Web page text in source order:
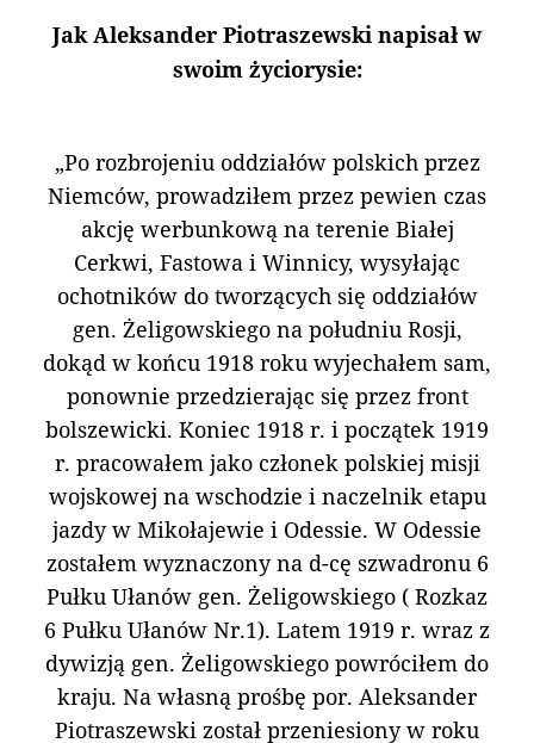
Jak Aleksander Piotraszewski napisał w
swoim życiorysie:
„Po rozbrojeniu oddziałów polskich przez
Niemców, prowadziłem przez pewien czas
akcję werbunkową na terenie Białej
Cerkwi, Fastowa i Winnicy, wysyłając
ochotników do tworzących się oddziałów
gen. Żeligowskiego na południu Rosji,
dokąd w końcu 1918 roku wyjechałem sam,
ponownie przedzierając się przez front
bolszewicki. Koniec 1918 r. i początek 1919
r. pracowałem jako członek polskiej misji
wojskowej na wschodzie i naczelnik etapu
jazdy w Mikołajewie i Odessie. W Odessie
zostałem wyznaczony na d-cę szwadronu 6
Pułku Ułanów gen. Żeligowskiego ( Rozkaz
6 Pułku Ułanów Nr.1). Latem 1919 r. wraz z
dywizją gen. Żeligowskiego powróciłem do
kraju. Na własną prośbę por. Aleksander
Piotraszewski został przeniesiony w roku